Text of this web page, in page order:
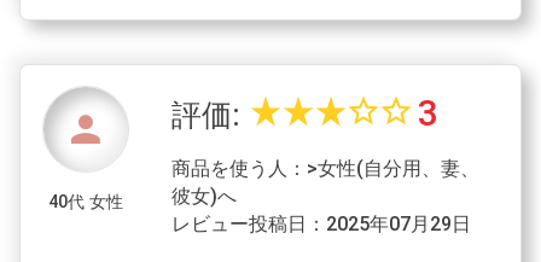
person
40代 女性
評価: star_ratestar_ratestar_ratestar_borderstar_border 3
商品を使う人：>女性(自分用、妻、
彼女)へ
レビュー投稿日：2025年07月29日